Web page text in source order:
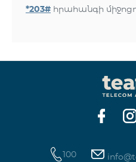
*203# հրահանգի
100